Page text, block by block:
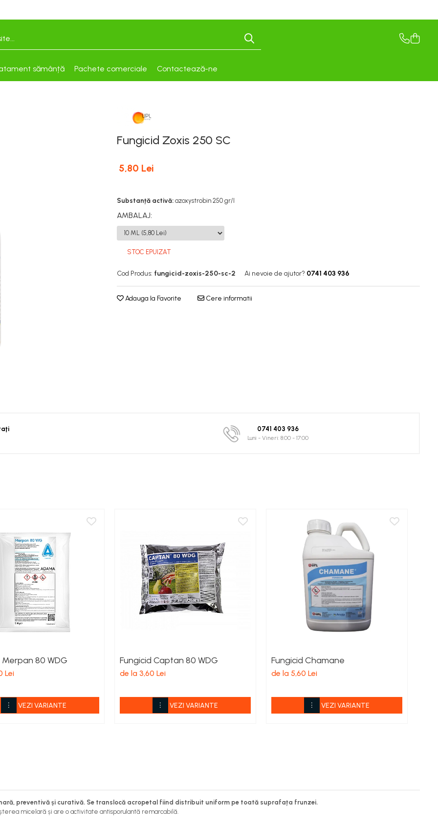
sămânță Pachete comerciale Contactează-ne
Fungicid Zoxis 250 SC
5,80 Lei
Substanță activă: azoxystrobin 250 gr/l
AMBALAJ:
STOC EPUIZAT
Cod Produs: fungicid-zoxis-250-sc-2 Ai nevoie de ajutor? 0741 403 936
Adauga la Favorite Cere informatii
0741 403 936
Luni - Vineri: 8:00 - 17:00
Merpan 80 WDG
Lei
VEZI VARIANTE
Fungicid Captan 80 WDG
de la 3,60 Lei
VEZI VARIANTE
Fungicid Chamane
de la 5,60 Lei
VEZI VARIANTE
preventivă și curativă. Se translocă acropetal fiind distribuit uniform pe toată suprafața frunzei.
micelară și are o activitate antisporulantă remarcabilă.